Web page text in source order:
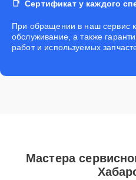
Сертификат у каждого
При обращении в наш сервис
обслуживание, а также
работ и используемых
Мастера